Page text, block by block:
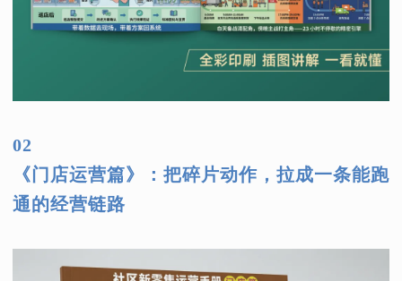
02
《门店运营篇》：把碎片动作，拉成一条能跑
通的经营链路